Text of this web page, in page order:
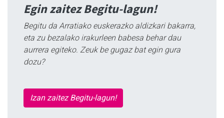
Egin zaitez Begitu-lagun!
Begitu da Arratiako euskerazko aldizkari bakarra,
eta zu bezalako irakurleen babesa behar dau
aurrera egiteko. Zeuk be gugaz bat egin gura
dozu?
Izan zaitez Begitu-lagun!